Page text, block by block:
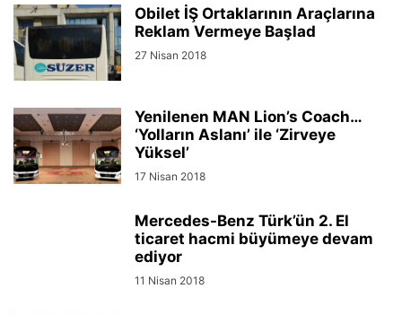
Obilet İŞ Ortaklarının Araçlarına
Reklam Vermeye Başlad
27 Nisan 2018
Yenilenen MAN Lion’s Coach…
‘Yolların Aslanı’ ile ‘Zirveye
Yüksel’
17 Nisan 2018
Mercedes-Benz Türk’ün 2. El
ticaret hacmi büyümeye devam
ediyor
11 Nisan 2018